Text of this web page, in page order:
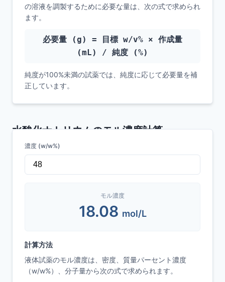
の溶液を調製するために必要な量は、次の式で求められ
ます。
必要量 (g) = 目標 w/v% × 作成量
(mL) / 純度 (%)
純度が100%未満の試薬では、純度に応じて必要量を補
正しています。
水酸化ナトリウムのモル濃度計算
濃度 (w/w%)
モル濃度
18.08 mol/L
計算方法
液体試薬のモル濃度は、密度、質量パーセント濃度
（w/w%）、分子量から次の式で求められます。
こんなお悩みありませんか？
Excelを利用した在庫管理は効率が悪い
間がかかりすぎるので合わない
共有PCやバーコードリーダーを購入する初期
費用をゼロにしたい